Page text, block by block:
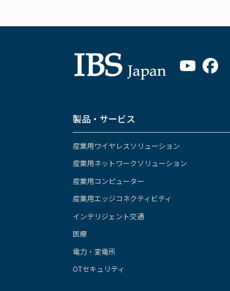
製品・サービス
産業用ワイヤレスソリューション
産業用ネットワークソリューション
産業用コンピューター
産業用エッジコネクティビティ
インテリジェント交通
医療
電力・変電所
OTセキュリティ